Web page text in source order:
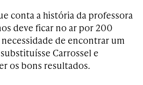
conta a história da professora
deve ficar no ar por 200
de encontrar um
Carrossel e
os bons resultados.